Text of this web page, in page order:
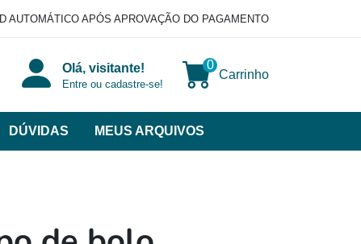
AUTOMÁTICO APÓS APROVAÇÃO DO PAGAMENTO
Olá, visitante!
Entre ou cadastre-se!
0
Carrinho
DÚVIDAS MEUS ARQUIVOS